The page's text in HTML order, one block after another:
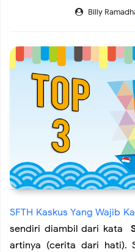
Menyelami
Menjawab Pertanyaan Diri:
Ngerasa
Tips Memotret Demo untuk
Bagaimana Cara
Alasanku Cinta
Billy
SFTH Kaskus Yang Wajib
sendiri diambil dari kata
artinya (cerita dari hati).